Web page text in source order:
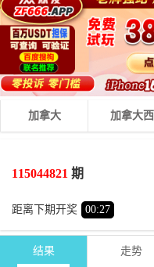
加拿大 加拿大西
115044821 期
距离下期开奖 00:27
期号
结果 走势